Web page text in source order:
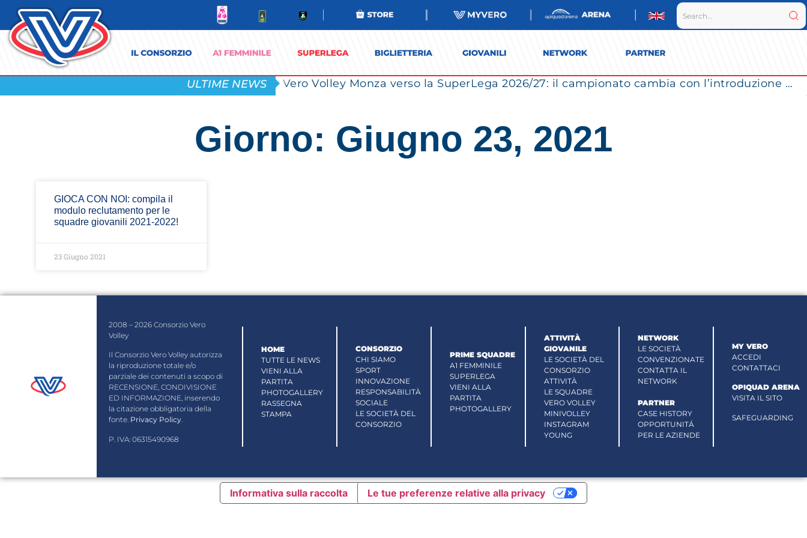
ULTIME NEWS Vero Volley Monza verso la SuperLega 2026/27: il campionato cambia con l’introduzione dei Play Out
Giorno: Giugno 23, 2021
GIOCA CON NOI: compila il
modulo reclutamento per le
squadre giovanili 2021-2022!
23 Giugno 2021
2008 – 2026 Consorzio Vero
Volley
Il Consorzio Vero Volley autorizza
la riproduzione totale e/o
parziale dei contenuti a scopo di
RECENSIONE, CONDIVISIONE
ED INFORMAZIONE, inserendo
la citazione obbligatoria della
fonte. Privacy Policy.
P. IVA: 06315490968
HOME
TUTTE LE NEWS
VIENI ALLA
PARTITA
PHOTOGALLERY
RASSEGNA
STAMPA
CONSORZIO
CHI SIAMO
SPORT
INNOVAZIONE
RESPONSABILITÀ
SOCIALE
LE SOCIETÀ DEL
CONSORZIO
PRIME SQUADRE
A1 FEMMINILE
SUPERLEGA
VIENI ALLA
PARTITA
PHOTOGALLERY
ATTIVITÀ
GIOVANILE
LE SOCIETÀ DEL
CONSORZIO
ATTIVITÀ
LE SQUADRE
VERO VOLLEY
MINIVOLLEY
INSTAGRAM
YOUNG
NETWORK
LE SOCIETÀ
CONVENZIONATE
CONTATTA IL
NETWORK
PARTNER
CASE HISTORY
OPPORTUNITÁ
PER LE AZIENDE
MY VERO
ACCEDI
CONTATTACI
OPIQUAD ARENA
VISITA IL SITO
SAFEGUARDING
Informativa sulla raccolta Le tue preferenze relative alla privacy